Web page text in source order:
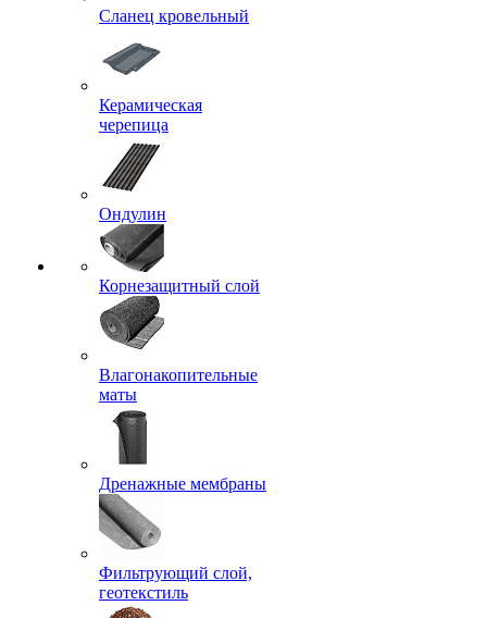
Сланец кровельный
Керамическая
черепица
Ондулин
Корнезащитный слой
Влагонакопительные
маты
Дренажные мембраны
Фильтрующий слой,
геотекстиль